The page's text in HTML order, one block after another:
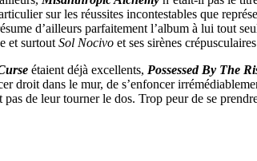
sur les réussites incontestables que
d’ailleurs parfaitement l’album à lui tout
et surtoutSol Nocivo et ses sirènes
étaient déjà excellents, Possessed By The
droit dans le mur, de s’enfoncer
de leur tourner le dos. Trop peur de se